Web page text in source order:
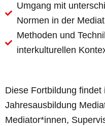
Umgang mit
Normen in der
Methoden und
interkulturellen
Diese Fortbildung findet
Jahresausbildung
Mediator*innen,